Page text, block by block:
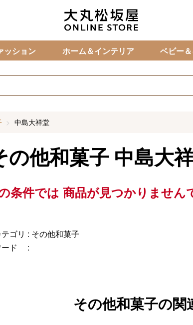
ッション ホーム＆インテリア ベビー
中島大祥堂
の他和菓子 中島大
条件では 商品が見つかりません
ゴリ : その他和菓子
ード :
その他和菓子の関